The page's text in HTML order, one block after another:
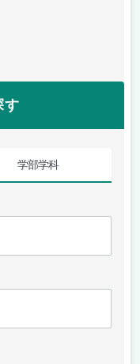
す
学部学科